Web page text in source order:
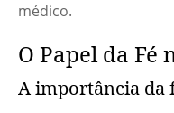
médico.
O Papel da Fé
A importância da